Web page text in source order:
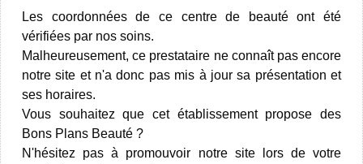
Les coordonnées de ce centre de beauté ont été
vérifiées par nos soins.
Malheureusement, ce prestataire ne connaît pas encore
notre site et n'a donc pas mis à jour sa présentation et
ses horaires.
Vous souhaitez que cet établissement propose des
Bons Plans Beauté ?
N'hésitez pas à promouvoir notre site lors de votre